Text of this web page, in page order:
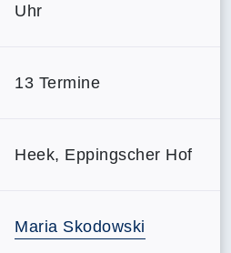
Uhr
13 Termine
Heek, Eppingscher Hof
Maria Skodowski